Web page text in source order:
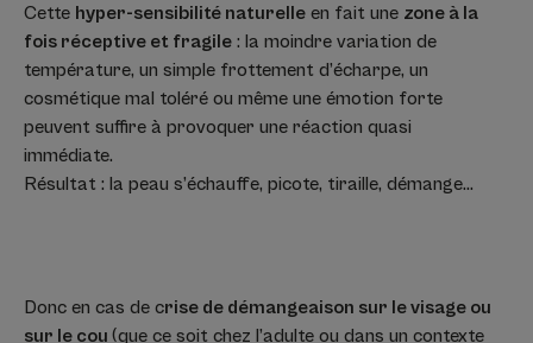
Cette hyper-sensibilité naturelle en fait une zone à la
fois réceptive et fragile : la moindre variation de
température, un simple frottement d’écharpe, un
cosmétique mal toléré ou même une émotion forte
peuvent suffire à provoquer une réaction quasi
immédiate.
Résultat : la peau s’échauffe, picote, tiraille, démange…
Donc en cas de crise de démangeaison sur le visage ou
sur le cou (que ce soit chez l’adulte ou dans un contexte